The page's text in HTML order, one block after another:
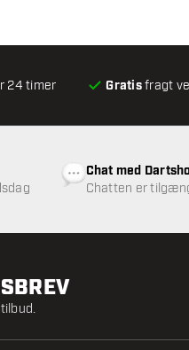
24 timer Gratisfragt
Chat med
Chatten er